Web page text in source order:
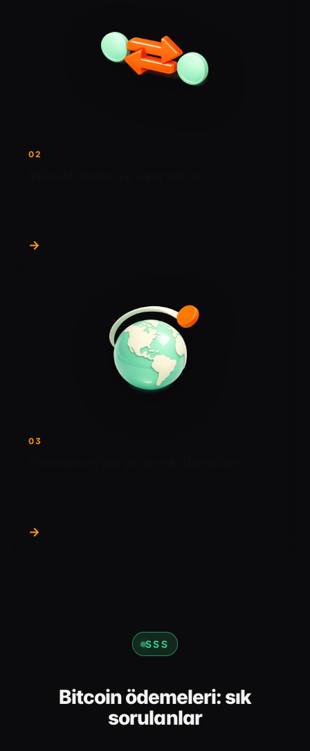
02
→
03
→
SSS
Bitcoin ödemeleri: sık
sorulanlar